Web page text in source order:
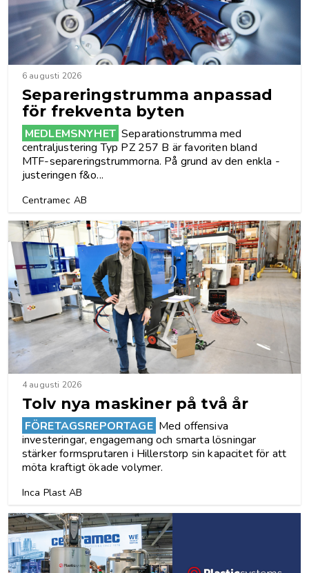
6 augusti 2026
Separeringstrumma anpassad
för frekventa byten
MEDLEMSNYHET Separationstrumma med
centraljustering Typ PZ 257 B är favoriten bland
MTF-separeringstrummorna. På grund av den enkla ­
justeringen f&o...
Centramec AB
4 augusti 2026
Tolv nya maskiner på två år
FÖRETAGSREPORTAGE Med offensiva
investeringar, engagemang och smarta ­lösningar
stärker ­formsprutaren i Hillerstorp sin kapacitet för att
möta kraftigt ökade volymer.
Inca Plast AB